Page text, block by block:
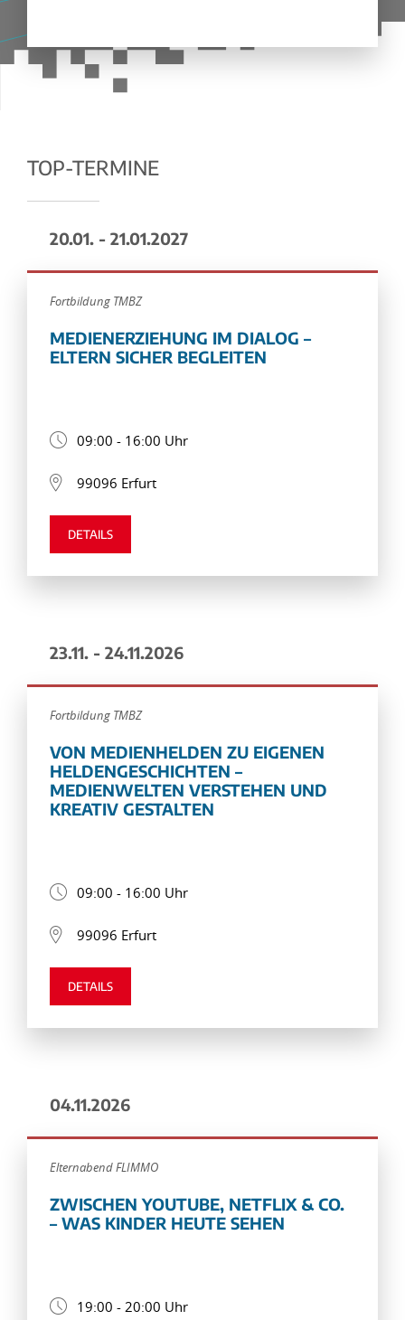
TOP-TERMINE
20.01. - 21.01.2027
Fortbildung TMBZ
MEDIENERZIEHUNG IM DIALOG –
ELTERN SICHER BEGLEITEN
09:00 - 16:00 Uhr
99096 Erfurt
DETAILS
23.11. - 24.11.2026
Fortbildung TMBZ
VON MEDIENHELDEN ZU EIGENEN
HELDENGESCHICHTEN –
MEDIENWELTEN VERSTEHEN UND
KREATIV GESTALTEN
09:00 - 16:00 Uhr
99096 Erfurt
DETAILS
04.11.2026
Elternabend FLIMMO
ZWISCHEN YOUTUBE, NETFLIX & CO.
– WAS KINDER HEUTE SEHEN
19:00 - 20:00 Uhr